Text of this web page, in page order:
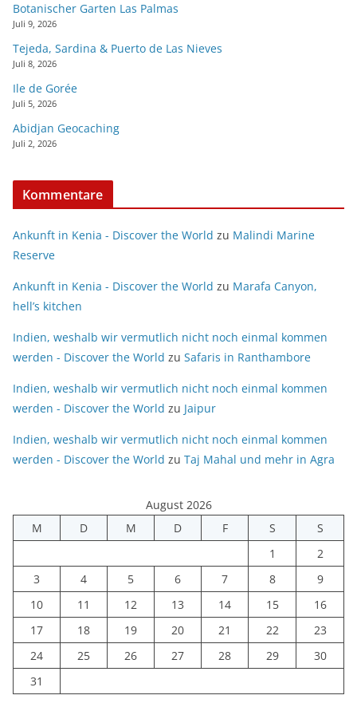
Botanischer Garten Las Palmas
Juli 9, 2026
Tejeda, Sardina & Puerto de Las Nieves
Juli 8, 2026
Ile de Gorée
Juli 5, 2026
Abidjan Geocaching
Juli 2, 2026
Kommentare
Ankunft in Kenia - Discover the World zu Malindi Marine
Reserve
Ankunft in Kenia - Discover the World zu Marafa Canyon,
hell’s kitchen
Indien, weshalb wir vermutlich nicht noch einmal kommen
werden - Discover the World zu Safaris in Ranthambore
Indien, weshalb wir vermutlich nicht noch einmal kommen
werden - Discover the World zu Jaipur
Indien, weshalb wir vermutlich nicht noch einmal kommen
werden - Discover the World zu Taj Mahal und mehr in Agra
August 2026
M
D M D F S
S
1
2
3
4 5 6 7 8
9
10
11 12 13 14 15
16
17
18 19 20 21 22
23
24
25 26 27 28 29
30
31